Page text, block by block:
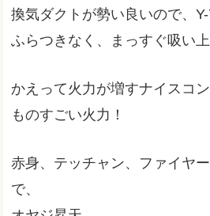
換気ダクトが勢い良いので、
ふらつきなく、まっすぐ吸い上
かえって火力が増すナイスコン
ものすごい火力！
赤身、テッチャン、ファイヤー
で、